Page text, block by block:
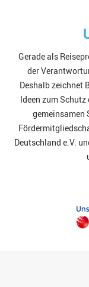
Gerade als
der
Deshalb zeichnet
Ideen zum
gemeinsamen
Deutschland e.V.